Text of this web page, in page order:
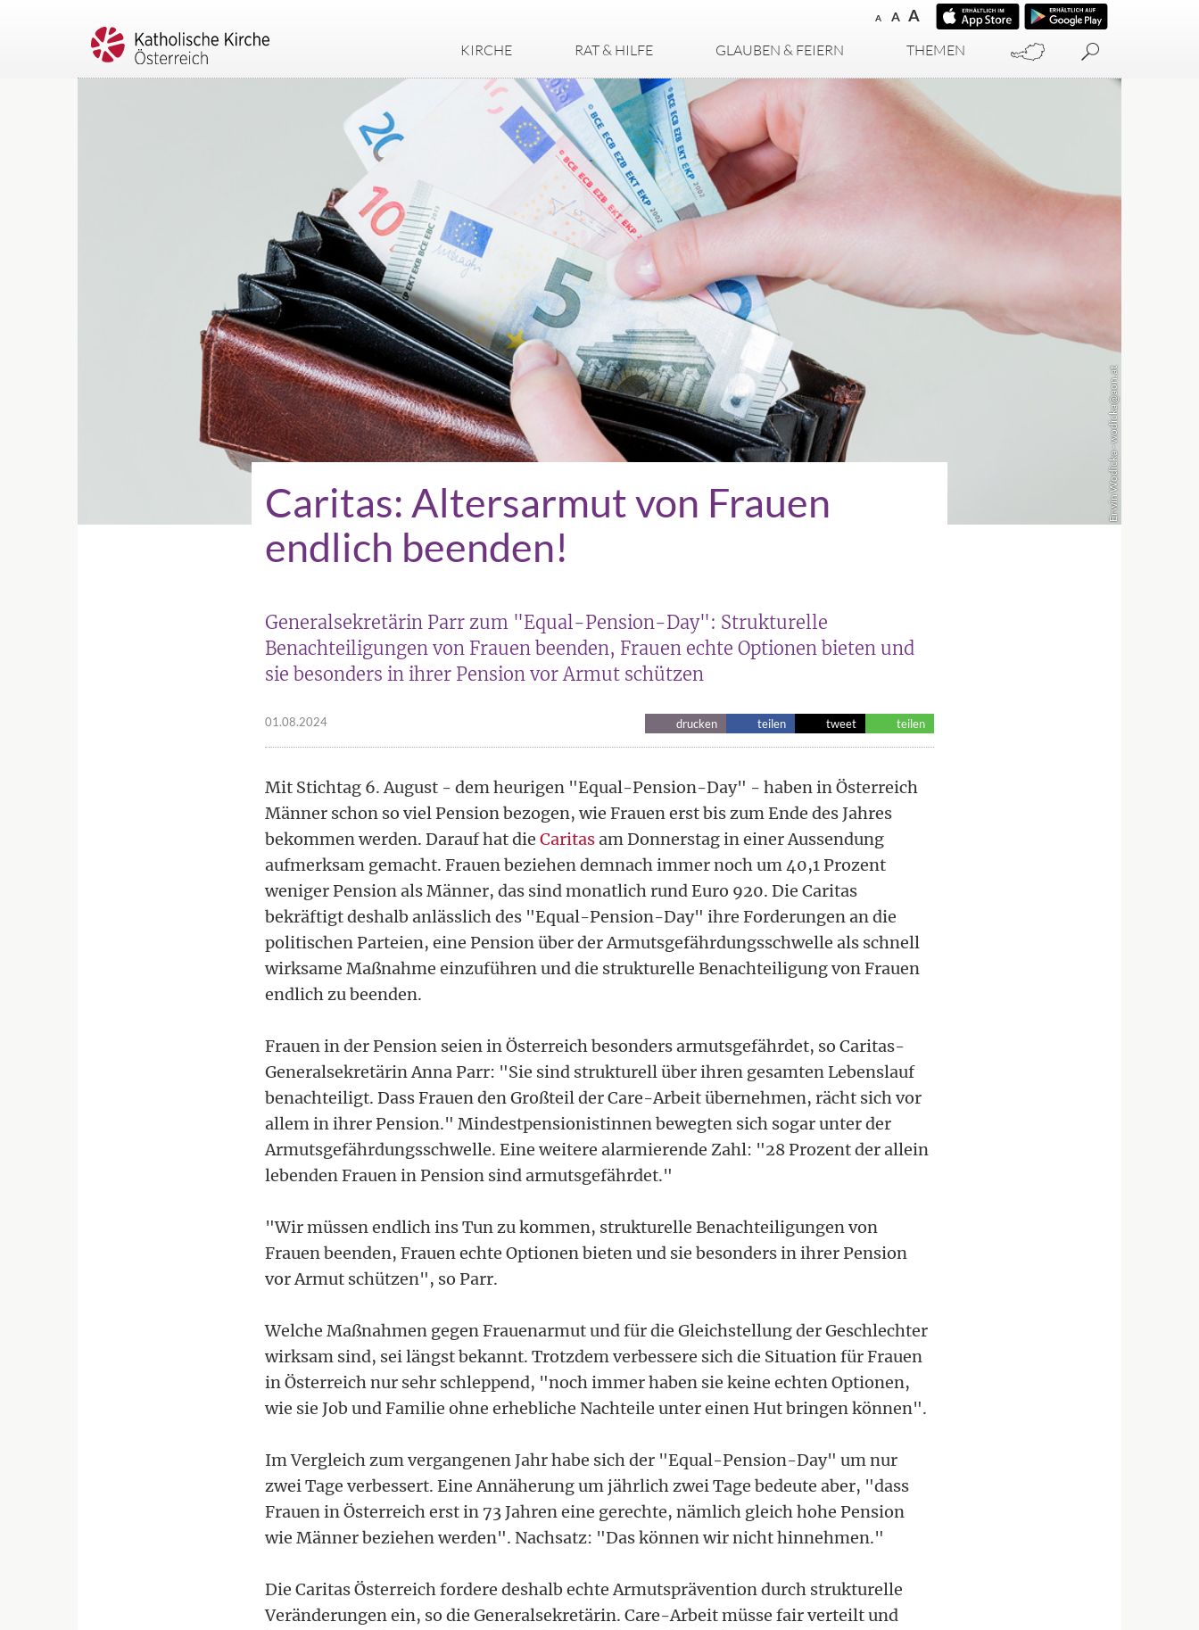
A A A
KIRCHE RAT & HILFE GLAUBEN & FEIERN THEMEN
Erwin Wodicka - wodicka@aon.at
Caritas: Altersarmut von Frauen
endlich beenden!
Generalsekretärin Parr zum "Equal-Pension-Day": Strukturelle
Benachteiligungen von Frauen beenden, Frauen echte Optionen bieten und
sie besonders in ihrer Pension vor Armut schützen
01.08.2024 drucken teilen tweet teilen
Mit Stichtag 6. August - dem heurigen "Equal-Pension-Day" - haben in Österreich
Männer schon so viel Pension bezogen, wie Frauen erst bis zum Ende des Jahres
bekommen werden. Darauf hat die Caritasam Donnerstag in einer Aussendung
aufmerksam gemacht. Frauen beziehen demnach immer noch um 40,1 Prozent
weniger Pension als Männer, das sind monatlich rund Euro 920. Die Caritas
bekräftigt deshalb anlässlich des "Equal-Pension-Day" ihre Forderungen an die
politischen Parteien, eine Pension über der Armutsgefährdungsschwelle als schnell
wirksame Maßnahme einzuführen und die strukturelle Benachteiligung von Frauen
endlich zu beenden.
Frauen in der Pension seien in Österreich besonders armutsgefährdet, so Caritas-
Generalsekretärin Anna Parr: "Sie sind strukturell über ihren gesamten Lebenslauf
benachteiligt. Dass Frauen den Großteil der Care-Arbeit übernehmen, rächt sich vor
allem in ihrer Pension." Mindestpensionistinnen bewegten sich sogar unter der
Armutsgefährdungsschwelle. Eine weitere alarmierende Zahl: "28 Prozent der allein
lebenden Frauen in Pension sind armutsgefährdet."
"Wir müssen endlich ins Tun zu kommen, strukturelle Benachteiligungen von
Frauen beenden, Frauen echte Optionen bieten und sie besonders in ihrer Pension
vor Armut schützen", so Parr.
Welche Maßnahmen gegen Frauenarmut und für die Gleichstellung der Geschlechter
wirksam sind, sei längst bekannt. Trotzdem verbessere sich die Situation für Frauen
in Österreich nur sehr schleppend, "noch immer haben sie keine echten Optionen,
wie sie Job und Familie ohne erhebliche Nachteile unter einen Hut bringen können".
Im Vergleich zum vergangenen Jahr habe sich der "Equal-Pension-Day" um nur
zwei Tage verbessert. Eine Annäherung um jährlich zwei Tage bedeute aber, "dass
Frauen in Österreich erst in 73 Jahren eine gerechte, nämlich gleich hohe Pension
wie Männer beziehen werden". Nachsatz: "Das können wir nicht hinnehmen."
Die Caritas Österreich fordere deshalb echte Armutsprävention durch strukturelle
Veränderungen ein, so die Generalsekretärin. Care-Arbeit müsse fair verteilt und